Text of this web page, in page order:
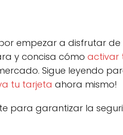
p
a
r
t
i
e
empezar a disfrutar de
y concisa cómo activar
Sigue leyendo
tu tarjeta ahora mismo!
para garantizar la